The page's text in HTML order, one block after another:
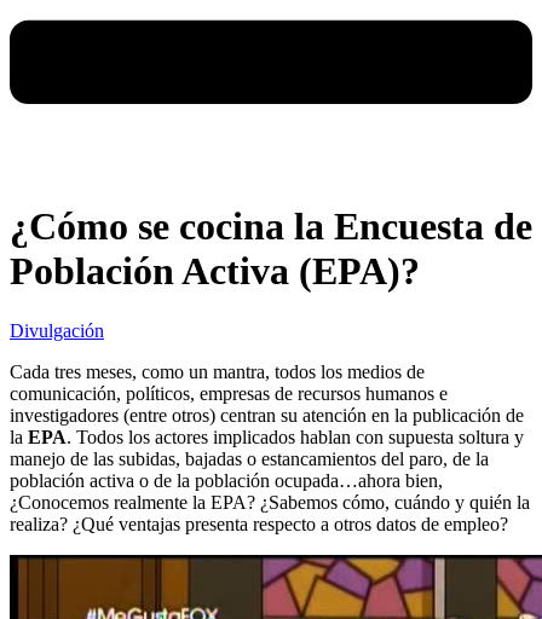
¿Cómo se cocina la Encuesta de
Población Activa (EPA)?
Divulgación
Cada tres meses, como un mantra, todos los medios de
comunicación, políticos, empresas de recursos humanos e
investigadores (entre otros) centran su atención en la publicación de
la EPA. Todos los actores implicados hablan con supuesta soltura y
manejo de las subidas, bajadas o estancamientos del paro, de la
población activa o de la población ocupada…ahora bien,
¿Conocemos realmente la EPA? ¿Sabemos cómo, cuándo y quién la
realiza? ¿Qué ventajas presenta respecto a otros datos de empleo?